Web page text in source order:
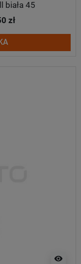
biała 45
zł
visibility